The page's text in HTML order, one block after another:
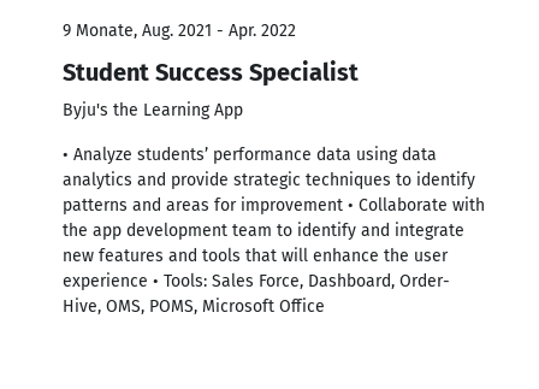
9 Monate, Aug. 2021 - Apr. 2022
Student Success Specialist
Byju's the Learning App
• Analyze students’ performance data using data
analytics and provide strategic techniques to identify
patterns and areas for improvement • Collaborate with
the app development team to identify and integrate
new features and tools that will enhance the user
experience • Tools: Sales Force, Dashboard, Order-
Hive, OMS, POMS, Microsoft Office